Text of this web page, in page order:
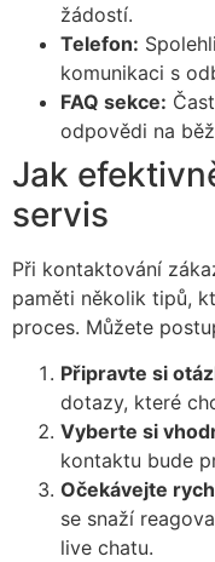
žádostí.
Telefon:
komunikaci s
FAQ sekce:
odpovědi na
Jak
servis
Při kontaktování
paměti několik tipů,
proces. Můžete
Připravte si
dotazy, které
Vyberte si
kontaktu bude
Očekávejte
se snaží
live chatu.